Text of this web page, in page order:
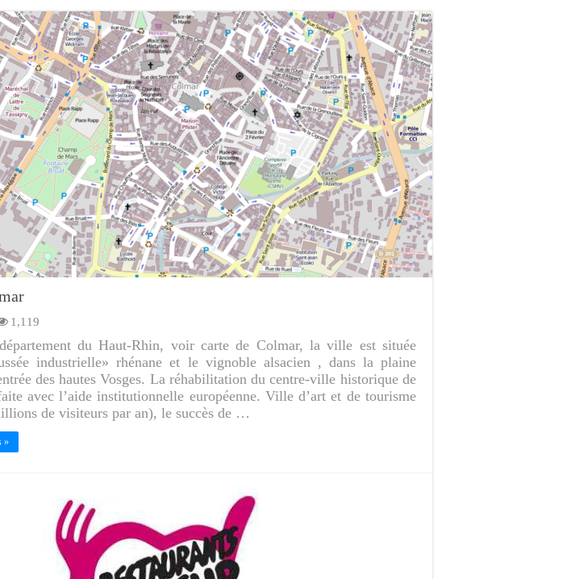
1,119
du Haut-Rhin, voir carte de Colmar, la ville est située
industrielle» rhénane et le vignoble alsacien , dans la plaine
des hautes Vosges. La réhabilitation du centre-ville historique de
avec l’aide institutionnelle européenne. Ville d’art et de tourisme
de visiteurs par an), le succès de …
»